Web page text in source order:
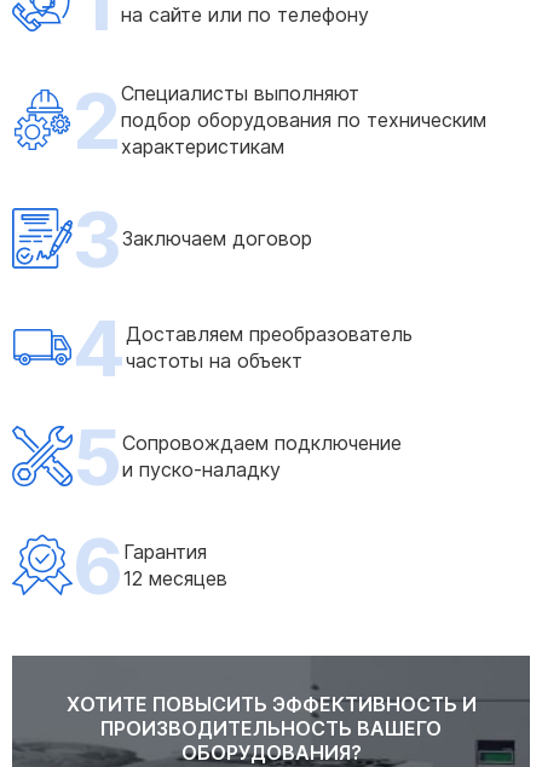
на сайте или по телефону
2Специалисты выполняют
подбор оборудования по техническим
характеристикам
3Заключаем договор
4Доставляем преобразователь
частоты на объект
5Сопровождаем подключение
и пуско-наладку
6 Гарантия
12 месяцев
ХОТИТЕ ПОВЫСИТЬ ЭФФЕКТИВНОСТЬ И
ПРОИЗВОДИТЕЛЬНОСТЬ ВАШЕГО
ОБОРУДОВАНИЯ?